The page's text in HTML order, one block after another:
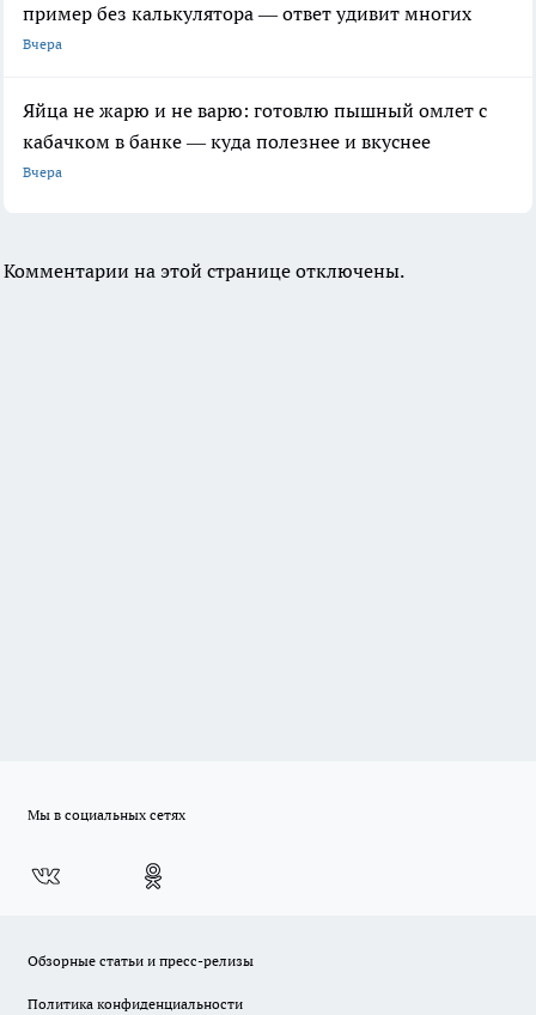
пример без калькулятора — ответ удивит многих
Вчера
Яйца не жарю и не варю: готовлю пышный омлет с
кабачком в банке — куда полезнее и вкуснее
Вчера
Комментарии на этой странице отключены.
Мы в социальных сетях
Обзорные статьи и пресс-релизы
Политика конфиденциальности